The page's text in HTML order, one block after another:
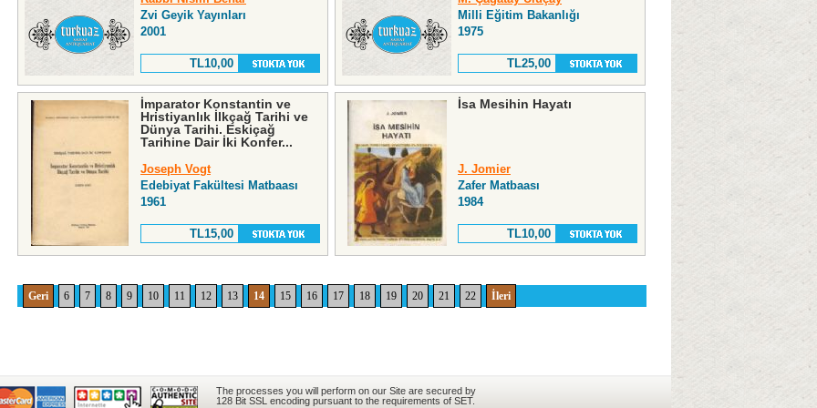
Zvi Geyik Yayınları
2001
TL10,00
Milli Eğitim Bakanlığı
1975
TL25,00
İmparator Konstantin ve
Hristiyanlık İlkçağ Tarihi ve
Dünya Tarihi. Eskiçağ
Tarihine Dair İki Konfer...
Joseph Vogt
Edebiyat Fakültesi Matbaası
1961
TL15,00
İsa Mesihin Hayatı
J. Jomier
Zafer Matbaası
1984
TL10,00
Geri 6 7 8 9 10 11 12 13 14 15 16 17 18 19 20 21 22 İleri
The processes you will perform on our Site are secured by
128 Bit SSL encoding pursuant to the requirements of SET.